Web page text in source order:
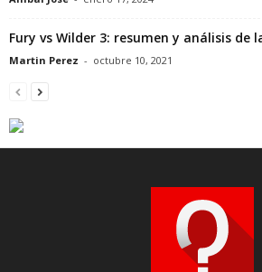
Fury vs Wilder 3: resumen y análisis de
Martin Perez - octubre 10, 2021